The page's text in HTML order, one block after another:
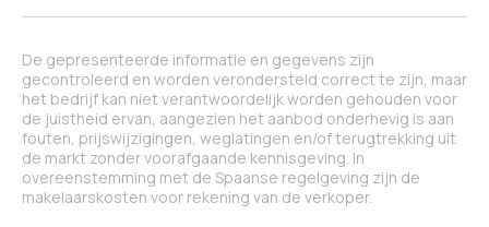
De gepresenteerde informatie en gegevens zijn
gecontroleerd en worden verondersteld correct te zijn, maar
het bedrijf kan niet verantwoordelijk worden gehouden voor
de juistheid ervan, aangezien het aanbod onderhevig is aan
fouten, prijswijzigingen, weglatingen en/of terugtrekking uit
de markt zonder voorafgaande kennisgeving. In
overeenstemming met de Spaanse regelgeving zijn de
makelaarskosten voor rekening van de verkoper.